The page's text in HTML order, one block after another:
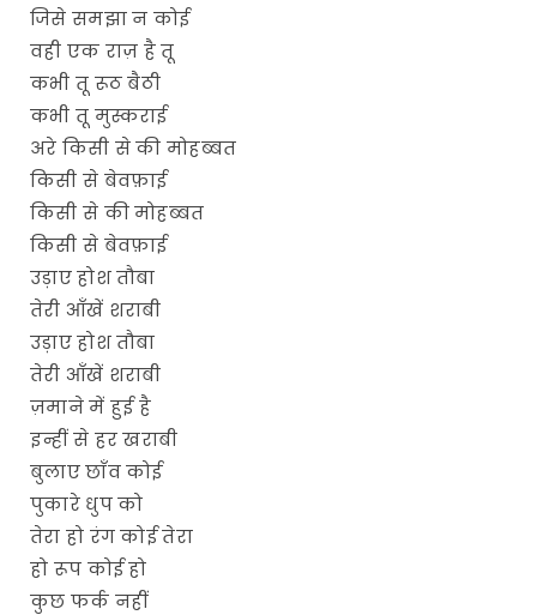
जिसे समझा न कोई
वही एक राज़ है तू
कभी तू रूठ बैठी
कभी तू मुस्कराई
अरे किसी से की मोहब्बत
किसी से बेवफ़ाई
किसी से की मोहब्बत
किसी से बेवफ़ाई
उड़ाए होश तौबा
तेरी आँखें शराबी
उड़ाए होश तौबा
तेरी आँखें शराबी
ज़माने में हुई है
इन्हीं से हर खराबी
बुलाए छाँव कोई
पुकारे धुप को
तेरा हो रंग कोई तेरा
हो रूप कोई हो
कुछ फर्क नहीं